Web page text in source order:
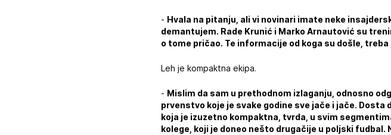
- Hvala na pitanju, ali vi novinari imate neke
demantujem. Rade Krunić i Marko Arnautović su
o tome pričao. Te informacije od koga su došle,
Leh je kompaktna ekipa.
- Mislim da sam u prethodnom izlaganju, odnosno
prvenstvo koje je svake godine sve jače i jače.
koja je izuzetno kompaktna, tvrda, u svim
kolege, koji je doneo nešto drugačije u poljski